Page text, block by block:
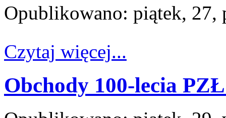
Opublikowano: piątek, 27,
Czytaj więcej...
Obchody 100-lecia